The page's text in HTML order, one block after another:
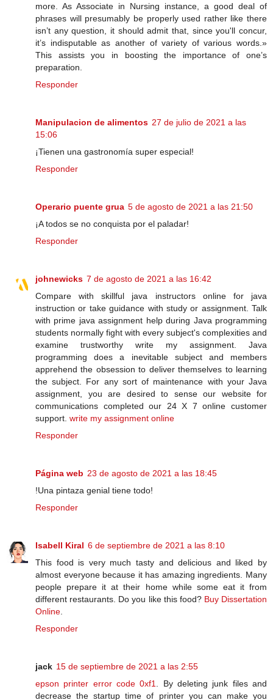
more. As Associate in Nursing instance, a good deal of
phrases will presumably be properly used rather like there
isn’t any question, it should admit that, since you'll concur,
it’s indisputable as another of variety of various words.»
This assists you in boosting the importance of one’s
preparation.
Responder
Manipulacion de alimentos 27 de julio de 2021 a las
15:06
¡Tienen una gastronomía super especial!
Responder
Operario puente grua 5 de agosto de 2021 a las 21:50
¡A todos se no conquista por el paladar!
Responder
johnewicks 7 de agosto de 2021 a las 16:42
Compare with skillful java instructors online for java
instruction or take guidance with study or assignment. Talk
with prime java assignment help during Java programming
students normally fight with every subject's complexities and
examine trustworthy write my assignment. Java
programming does a inevitable subject and members
apprehend the obsession to deliver themselves to learning
the subject. For any sort of maintenance with your Java
assignment, you are desired to sense our website for
communications completed our 24 X 7 online customer
support. write my assignment online
Responder
Página web 23 de agosto de 2021 a las 18:45
!Una pintaza genial tiene todo!
Responder
Isabell Kiral 6 de septiembre de 2021 a las 8:10
This food is very much tasty and delicious and liked by
almost everyone because it has amazing ingredients. Many
people prepare it at their home while some eat it from
different restaurants. Do you like this food? Buy Dissertation
Online
Responder
jack 15 de septiembre de 2021 a las 2:55
epson printer error code 0xf1
. By deleting junk files and
decrease the startup time of printer you can make you